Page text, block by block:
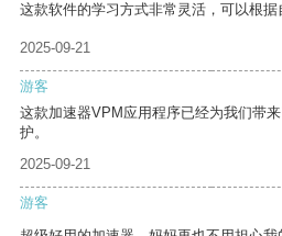
这款软件的学习方式非常灵活，可以根据
2025-09-21
游客
这款加速器VPM应用程序已经为我们带
护。
2025-09-21
游客